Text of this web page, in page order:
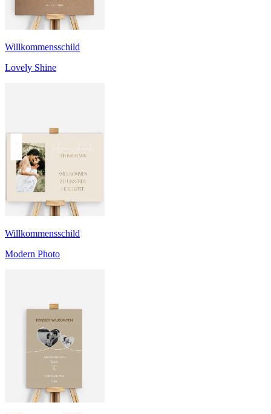
Willkommensschild
Lovely Shine
Willkommensschild
Modern Photo